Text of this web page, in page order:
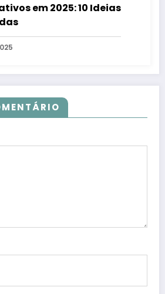
em 2025: 10 Ideias